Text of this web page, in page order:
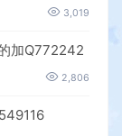
3,019
加Q772242
2,806